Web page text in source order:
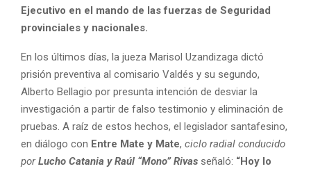
Ejecutivo en el mando de las fuerzas de Seguridad
provinciales y nacionales.
En los últimos días, la jueza Marisol Uzandizaga dictó
prisión preventiva al comisario Valdés y su segundo,
Alberto Bellagio por presunta intención de desviar la
investigación a partir de falso testimonio y eliminación de
pruebas. A raíz de estos hechos, el legislador santafesino,
en diálogo con Entre Mate y Mate, ciclo radial conducido
porLucho Catania y Raúl “Mono” Rivas señaló: “Hoy lo